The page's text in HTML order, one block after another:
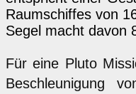
Raumschiffes von
Segel macht davon
Für eine Pluto
Beschleunigung